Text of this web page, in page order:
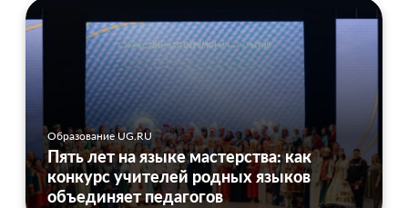
Образование UG.RU
Пять лет на языке мастерства: как
конкурс учителей родных языков
объединяет педагогов